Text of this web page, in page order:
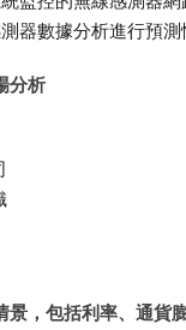
器數據分析進行預測
分析
景，包括利率、通貨